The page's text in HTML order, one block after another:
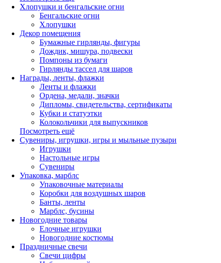
Хлопушки и бенгальские огни
Бенгальские огни
Хлопушки
Декор помещения
Бумажные гирлянды, фигуры
Дождик, мишура, подвески
Помпоны из бумаги
Гирлянды тассел для шаров
Награды, ленты, флажки
Ленты и флажки
Ордена, медали, значки
Дипломы, свидетельства, сертификаты
Кубки и статуэтки
Колокольчики для выпускников
Посмотреть ещё
Сувениры, игрушки, игры и мыльные пузыри
Игрушки
Настольные игры
Сувениры
Упаковка, марблс
Упаковочные материалы
Коробки для воздушных шаров
Банты, ленты
Марблс, бусины
Новогодние товары
Елочные игрушки
Новогодние костюмы
Праздничные свечи
Свечи цифры